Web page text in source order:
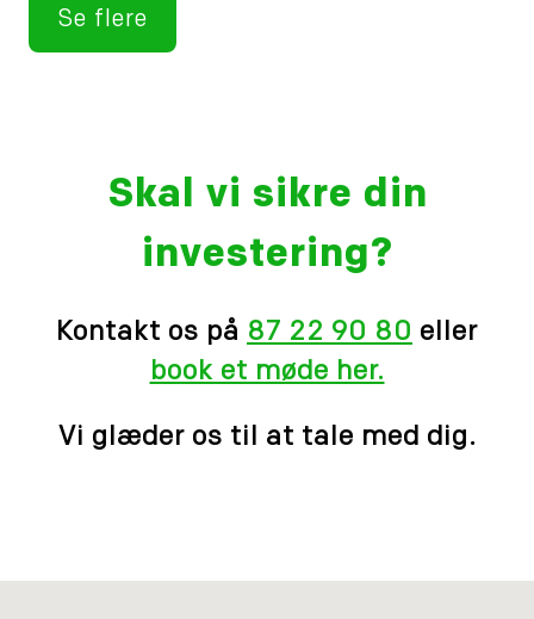
Se flere
Skal vi sikre din
investering?
Kontakt os på 87 22 90 80 eller
book et møde her.
Vi glæder os til at tale med dig.